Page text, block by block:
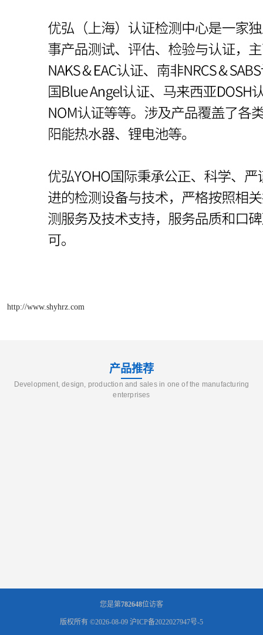
http://www.shyhrz.com
产品推荐
Development, design, production and sales in one of the manufacturing
enterprises
您是第782648位访客
版权所有 ©2026-08-09 沪ICP备2022027947号-5